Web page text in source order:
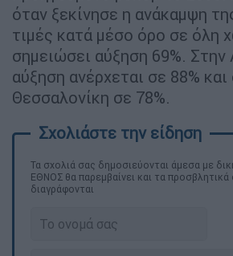
όταν ξεκίνησε η ανάκαμψη
τιμές κατά μέσο όρο σε όλη
σημειώσει αύξηση 69%. Στην
αύξηση ανέρχεται σε 88% και
Θεσσαλονίκη σε 78%.
Τα σχολιά σας δημοσιεύονται άμεσα με
ΕΘΝΟΣ θα παρεμβαίνει και τα προσβλητικά
διαγράφονται